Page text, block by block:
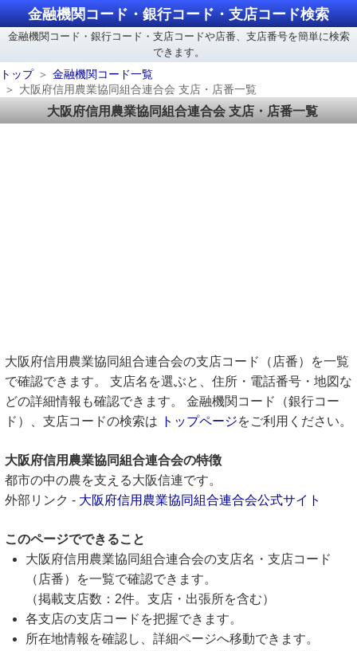
金融機関コード・銀行コード・支店コード検索
金融機関コード・銀行コード・支店コードや店番、支店番号を簡単に検索
できます。
トップ
金融機関コード一覧
大阪府信用農業協同組合連合会 支店・店番一覧
大阪府信用農業協同組合連合会 支店・店番一覧
大阪府信用農業協同組合連合会の支店コード（店番）を一覧
で確認できます。 支店名を選ぶと、住所・電話番号・地図な
どの詳細情報も確認できます。 金融機関コード（銀行コー
ド）、支店コードの検索は
トップページをご利用ください。
大阪府信用農業協同組合連合会の特徴
都市の中の農を支える大阪信連です。
外部リンク - 大阪府信用農業協同組合連合会公式サイト
このページでできること
大阪府信用農業協同組合連合会の支店名・支店コード
（店番）を一覧で確認できます。
（掲載支店数：2件。支店・出張所を含む）
各支店の支店コードを把握できます。
所在地情報を確認し、詳細ページへ移動できます。